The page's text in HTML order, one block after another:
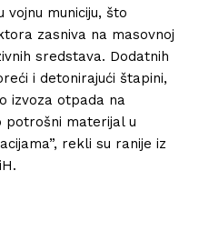
municiju, što
zasniva na masovnoj
sredstava. Dodatnih
i detonirajući štapini,
izvoza otpada na
potrošni materijal u
rekli su ranije iz